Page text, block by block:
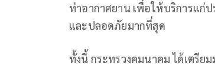
ท่าอากาศยาน เพื่อให้บริการแก่
และปลอดภัยมากที่สุด
ทั้งนี้ กระทรวงคมนาคม ได้เตรีย